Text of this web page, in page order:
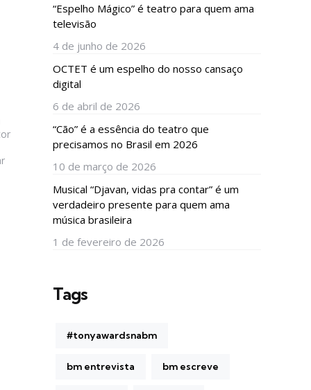
“Espelho Mágico” é teatro para quem ama
televisão
4 de junho de 2026
OCTET é um espelho do nosso cansaço
digital
6 de abril de 2026
“Cão” é a essência do teatro que
precisamos no Brasil em 2026
10 de março de 2026
Musical “Djavan, vidas pra contar” é um
verdadeiro presente para quem ama
música brasileira
1 de fevereiro de 2026
Tags
#tonyawardsnabm
bm entrevista bm escreve